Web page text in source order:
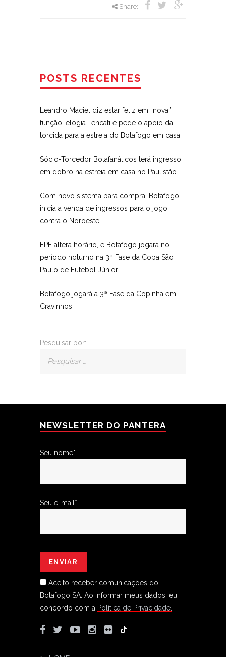
Share:
POSTS RECENTES
Leandro Maciel diz estar feliz em “nova”
função, elogia Tencati e pede o apoio da
torcida para a estreia do Botafogo em casa
Sócio-Torcedor Botafanáticos terá ingresso
em dobro na estreia em casa no Paulistão
Com novo sistema para compra, Botafogo
inicia a venda de ingressos para o jogo
contra o Noroeste
FPF altera horário, e Botafogo jogará no
período noturno na 3ª Fase da Copa São
Paulo de Futebol Júnior
Botafogo jogará a 3ª Fase da Copinha em
Cravinhos
Pesquisar por:
NEWSLETTER DO PANTERA
Seu nome*
Seu e-mail*
Aceito receber comunicações do
Botafogo SA. Ao informar meus dados, eu
concordo com a Política de Privacidade.